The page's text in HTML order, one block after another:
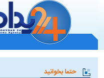
حتما بخوانید